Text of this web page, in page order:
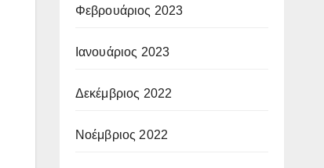
Φεβρουάριος 2023
Ιανουάριος 2023
Δεκέμβριος 2022
Νοέμβριος 2022